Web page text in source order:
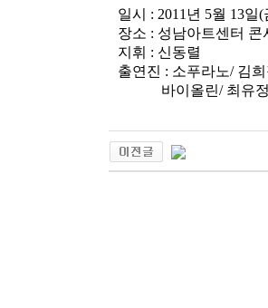
일시 : 2011년 5월 13일
장소 : 성남아트센터 콘
지휘 : 신동렬
출연진 : 소푸라노/ 김
바이올린/ 최유정.